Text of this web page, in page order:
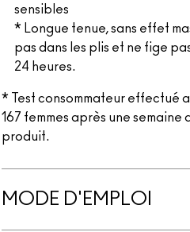
sensibles
* Longue tenue, sans effet
pas dans les plis et ne fige
24 heures.
* Test consommateur effectué
167 femmes après une semaine
produit.
MODE D'EMPLOI